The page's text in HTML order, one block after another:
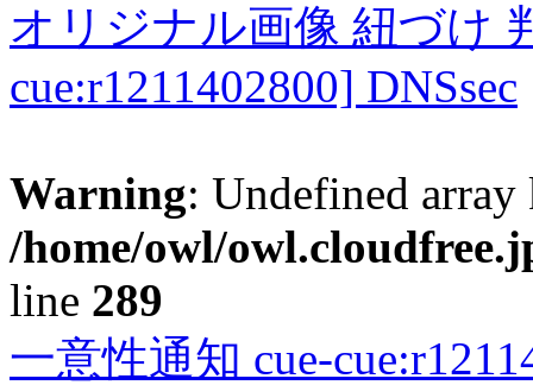
オリジナル画像 紐づけ
cue:r1211402800] DNSsec
Warning: Undefined
/home/owl/
line 289
一意性通知 cue-